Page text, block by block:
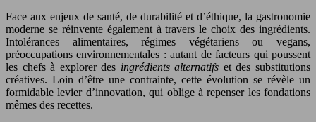
Face aux enjeux de santé, de durabilité et d’éthique, la gastronomie
moderne se réinvente également à travers le choix des ingrédients.
Intolérances alimentaires, régimes végétariens ou vegans,
préoccupations environnementales : autant de facteurs qui poussent
les chefs à explorer des ingrédients alternatifs et des substitutions
créatives. Loin d’être une contrainte, cette évolution se révèle un
formidable levier d’innovation, qui oblige à repenser les fondations
mêmes des recettes.